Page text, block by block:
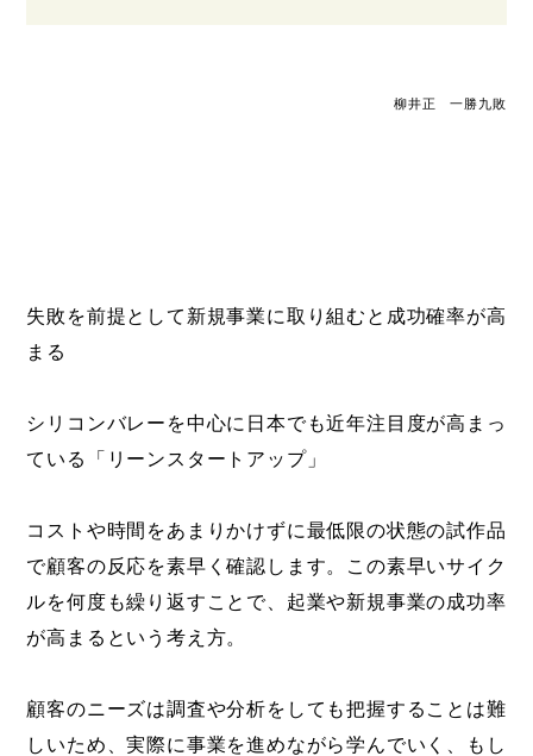
柳井正 一勝九敗
失敗を前提として新規事業に取り組むと成功確率が高
まる
シリコンバレーを中心に日本でも近年注目度が高まっ
ている「リーンスタートアップ」
コストや時間をあまりかけずに最低限の状態の試作品
で顧客の反応を素早く確認します。この素早いサイク
ルを何度も繰り返すことで、起業や新規事業の成功率
が高まるという考え方。
顧客のニーズは調査や分析をしても把握することは難
しいため、実際に事業を進めながら学んでいく、もし